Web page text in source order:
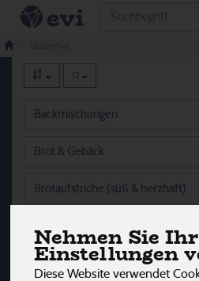
Nehmen Sie
Einstellungen
Diese Website verwendet
Glutenfrei
12
Backmischungen
Brot & Gebäck
Brotaufstriche (süß & herzhaft)
Mehl & Mühlenprodukte